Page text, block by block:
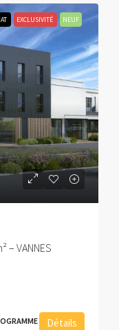
EXCLUSIVITÉ NEUF
– VANNES
NEUF
Détails